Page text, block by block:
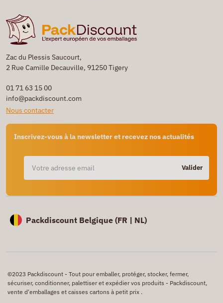
Zac du Plessis Saucourt,
2 Rue Camille Decauville, 91250 Tigery
01 71 63 15 00
info@packdiscount.com
Nous contacter
Inscrivez-vous à la newsletter et recevez nos actualités
Valider
Packdiscount Belgique (FR | NL)
©2023 Packdiscount - Tout pour emballer, protéger, stocker, fermer,
sécuriser, conditionner, palettiser et expédier vos produits - Packdiscount,
vente d'emballages et caisses cartons à petit prix .